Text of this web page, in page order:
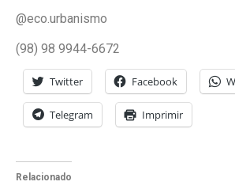
@eco.urbanismo
(98) 98 9944-6672
Twitter Facebook
Telegram Imprimir
Relacionado